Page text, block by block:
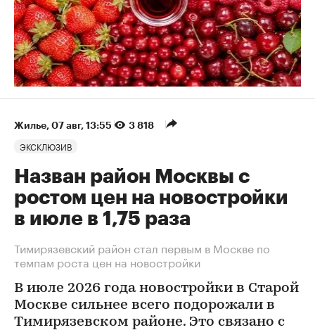
Жилье⁠, 07 авг, 13:55 3 818
ЭКСКЛЮЗИВ
Назван район Москвы с
ростом цен на новостройки
в июле в 1,75 раза
Тимирязевский район стал первым в Москве по
темпам роста цен на новостройки
В июле 2026 года новостройки в Старой
Москве сильнее всего подорожали в
Тимирязевском районе. Это связано с